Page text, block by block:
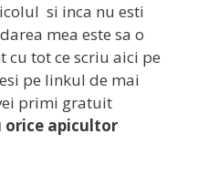
si inca nu esti
mea este sa o
cu tot ce scriu aici pe
pe linkul de mai
primi gratuit
orice apicultor